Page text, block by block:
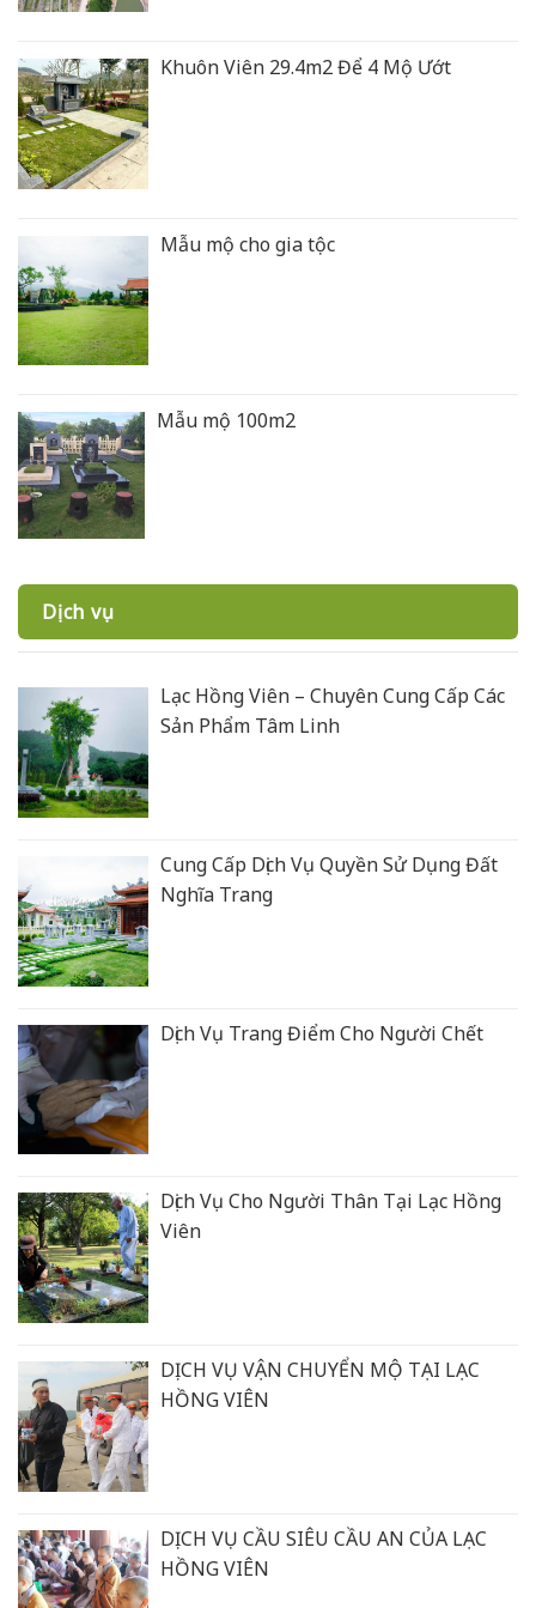
Khuôn Viên 29.4m2 Để 4 Mộ Ướt
Mẫu mộ cho gia tộc
Mẫu mộ 100m2
Dịch vụ
Lạc Hồng Viên – Chuyên Cung Cấp Các
Sản Phẩm Tâm Linh
Cung Cấp Dịch Vụ Quyền Sử Dụng Đất
Nghĩa Trang
Dịch Vụ Trang Điểm Cho Người Chết
Dịch Vụ Cho Người Thân Tại Lạc Hồng
Viên
DỊCH VỤ VẬN CHUYỂN MỘ TẠI LẠC
HỒNG VIÊN
DỊCH VỤ CẦU SIÊU CẦU AN CỦA LẠC
HỒNG VIÊN